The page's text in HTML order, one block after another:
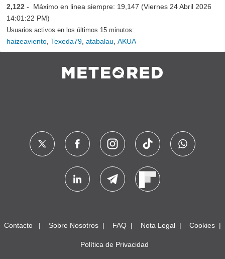
2,122 - Máximo en linea siempre: 19,147 (Viernes 24 Abril 2026
14:01:22 PM)
Usuarios activos en los últimos 15 minutos:
haizeaviento Texeda79 atabalau AKUA
Contacto Sobre Nosotros FAQ Nota Legal Cookies
Política de Privacidad